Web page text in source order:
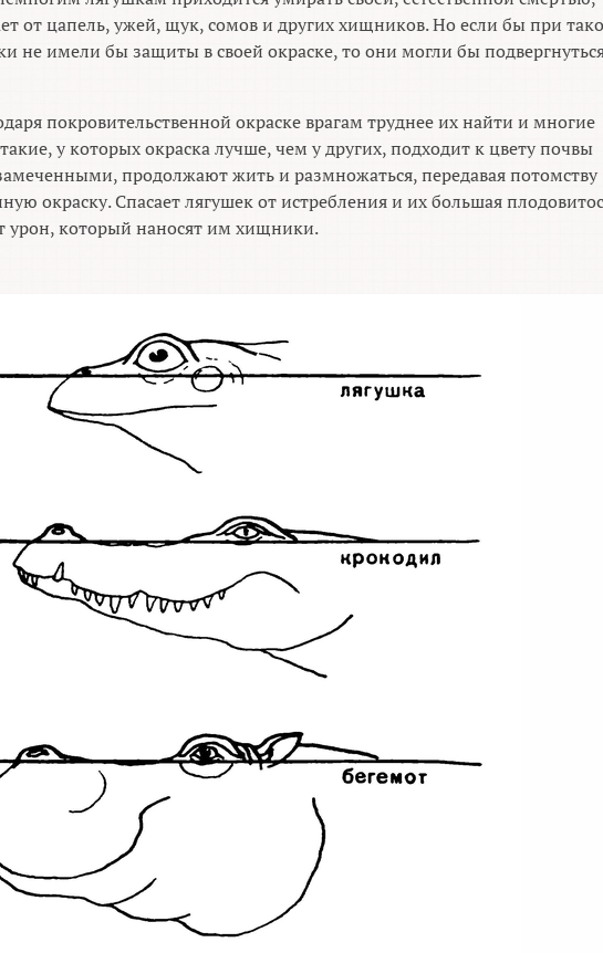
от цапель, ужей, щук, сомов и других хищников. Но если бы при
не имели бы защиты в своей окраске, то они могли бы
покровительственной окраске врагам труднее их найти и многие
у которых окраска лучше, чем у других, подходит к цвету почвы
продолжают жить и размножаться, передавая потомству
окраску. Спасает лягушек от истребления и их большая
урон, который наносят им хищники.